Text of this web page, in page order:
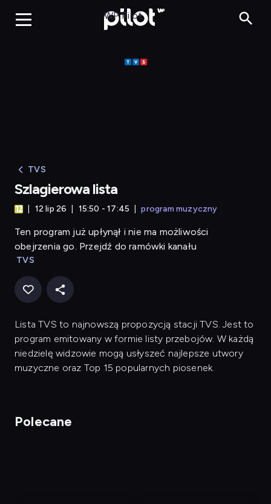
Szlagierowa lista
WP Pilot
TVS
Szlagierowa lista
12 lip 26 15:50 - 17:45 program muzyczny
Ten program już upłynął i nie ma możliwości
obejrzenia go. Przejdź do ramówki kanału
TVS
Lista TVS to najnowszą propozycją stacji TVS. Jest to
program emitowany w formie listy przebojów. W każdą
niedzielę widzowie mogą usłyszeć najlepsze utwory
muzyczne oraz Top 15 popularnych piosenek.
Polecane